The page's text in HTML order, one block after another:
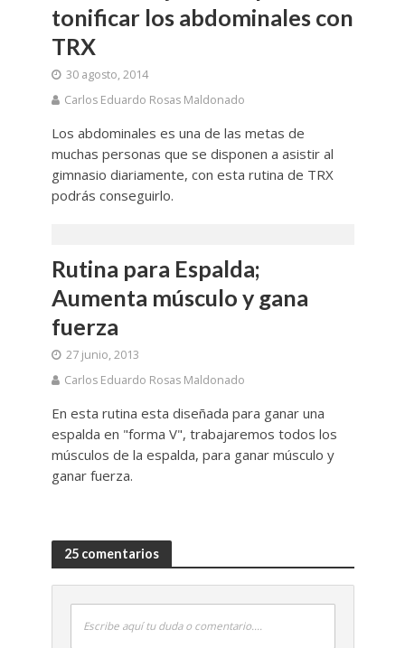
tonificar los abdominales con
TRX
30 agosto, 2014
Carlos Eduardo Rosas Maldonado
Los abdominales es una de las metas de
muchas personas que se disponen a asistir al
gimnasio diariamente, con esta rutina de TRX
podrás conseguirlo.
Rutina para Espalda;
Aumenta músculo y gana
fuerza
27 junio, 2013
Carlos Eduardo Rosas Maldonado
En esta rutina esta diseñada para ganar una
espalda en "forma V", trabajaremos todos los
músculos de la espalda, para ganar músculo y
ganar fuerza.
25 comentarios
Escribe aquí tu duda o comentario....